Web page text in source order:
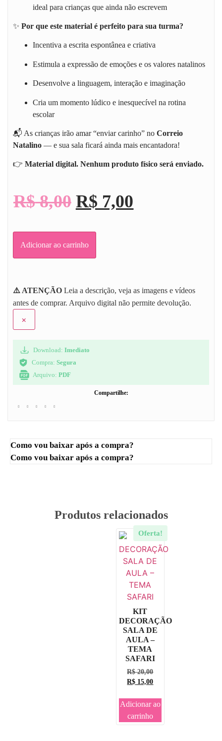
ideal para crianças que ainda não escrevem
✨ Por que este material é perfeito para sua turma?
Incentiva a escrita espontânea e criativa
Estimula a expressão de emoções e os valores natalinos
Desenvolve a linguagem, interação e imaginação
Cria um momento lúdico e inesquecível na rotina
escolar
📬 As crianças irão amar “enviar carinho” no Correio
Natalino — e sua sala ficará ainda mais encantadora!
👉 Material digital. Nenhum produto físico será enviado.
R$8,00 R$ 7,00
Adicionar ao carrinho
⚠️ ATENÇÃO Leia a descrição, veja as imagens e vídeos
antes de comprar. Arquivo digital não permite devolução.
×
Download: Imediato
Compra: Segura
Arquivo: PDF
Compartilhe:
Como vou baixar após a compra?
Como vou baixar após a compra?
Produtos relacionados
Oferta!
KIT
DECORAÇÃO
SALA DE
AULA –
TEMA
SAFARI
R$20,00
R$ 15,00
Adicionar ao
carrinho